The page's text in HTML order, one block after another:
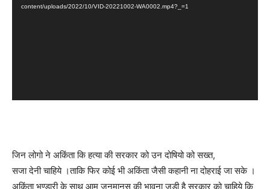
content/uploads/2022/10/VID-20221002-WA0002.mp4?_=1
जिन लोगो ने अकिंता कि हत्या की सरकार को उन दोषियो को सख्त,
सजा देनी चाहिये ।ताकि फिर कोई भी अकिंता जैसी कहानी ना दोहराई जा सके ।
अकिंता भण्डारी के साथ आम जनमानस की भावना जुड़ी है सरकार को चाहिये कि